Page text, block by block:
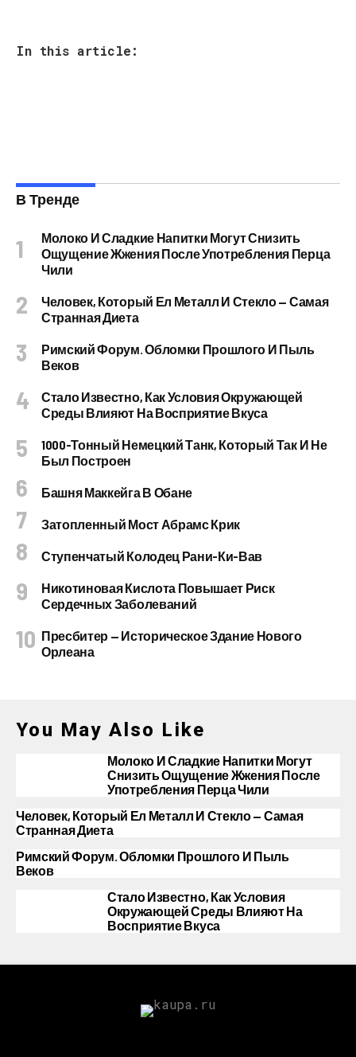
In this article:
В Тренде
Молоко И Сладкие Напитки Могут Снизить
Ощущение Жжения После Употребления Перца
Чили
Человек, Который Ел Металл И Стекло — Самая
Странная Диета
Римский Форум. Обломки Прошлого И Пыль
Веков
Стало Известно, Как Условия Окружающей
Среды Влияют На Восприятие Вкуса
1000-Тонный Немецкий Танк, Который Так И Не
Был Построен
Башня Маккейга В Обане
Затопленный Мост Абрамс Крик
Ступенчатый Колодец Рани-Ки-Вав
Никотиновая Кислота Повышает Риск
Сердечных Заболеваний
Пресбитер — Историческое Здание Нового
Орлеана
You May Also Like
Молоко И Сладкие Напитки Могут
Снизить Ощущение Жжения После
Употребления Перца Чили
Человек, Который Ел Металл И Стекло — Самая
Странная Диета
Римский Форум. Обломки Прошлого И Пыль
Веков
Стало Известно, Как Условия
Окружающей Среды Влияют На
Восприятие Вкуса